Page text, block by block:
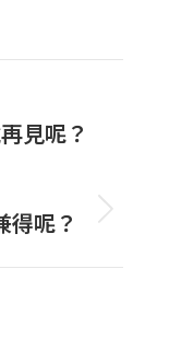
見呢？
得呢？